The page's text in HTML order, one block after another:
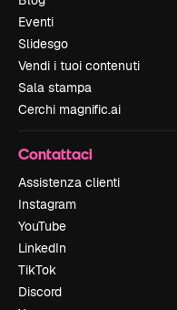
Eventi
Slidesgo
Vendi i tuoi contenuti
Sala stampa
Cerchi magnific.ai
Contattaci
Assistenza clienti
Instagram
YouTube
LinkedIn
TikTok
Discord